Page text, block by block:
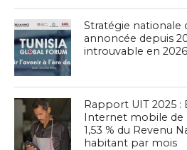
Stratégie nationale
annoncée depuis
introuvable en 2026
Rapport UIT 2025 :
Internet mobile de
1,53 % du Revenu
habitant par mois